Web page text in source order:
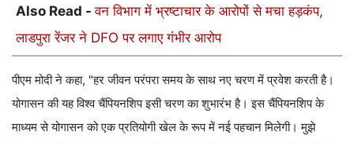
Also Read -वन विभाग में भ्रष्टाचार के आरोपों से मचा हड़कंप,
लाडपुरा रेंजर ने DFO पर लगाए गंभीर आरोप
पीएम मोदी ने कहा, "हर जीवन परंपरा समय के साथ नए चरण में प्रवेश करती है।
योगासन की यह विश्व चैंपियनशिप इसी चरण का शुभारंभ है। इस चैंपियनशिप के
माध्यम से योगासन को एक प्रतियोगी खेल के रूप में नई पहचान मिलेगी। मुझे